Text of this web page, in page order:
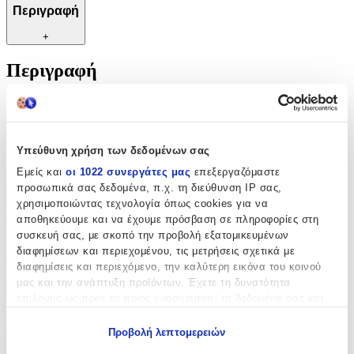
Υπεύθυνη χρήση των δεδομένων σας
Εμείς και οι 1022 συνεργάτες μας επεξεργαζόμαστε
προσωπικά σας δεδομένα, π.χ. τη διεύθυνση IP σας,
χρησιμοποιώντας τεχνολογία όπως cookies για να
αποθηκεύουμε και να έχουμε πρόσβαση σε πληροφορίες στη
συσκευή σας, με σκοπό την προβολή εξατομικευμένων
διαφημίσεων και περιεχομένου, τις μετρήσεις σχετικά με
διαφημίσεις και περιεχόμενο, την καλύτερη εικόνα του κοινού
μας και την ανάπτυξη προϊόντων. Έχετε τη δυνατότητα
Προβολή λεπτομερειών
Περιγραφή
+
Περιγραφή
Αναδείξτε το στυλ και την προσωπικότητά σας με αυτό το κομψό
το μπρελόκ προσφέρει μια διακριτική αλλά εντυπωσιακή εμφάνιση
που θα τραβήξει τα βλέμματα. Ιδανικό για κάθε περίσταση, από
καθημερινές εξορμήσεις μέχρι ειδικές εκδηλώσεις, προσθέτει μια
πινελιά κομψότητας και πρακτικότητας. Με ανθεκτική κατασκευή
και άνετη χρήση, είναι η τέλεια επιλογή για να χαρίσετε στυλ και
λειτουργικότητα στην καθημερινότητά σας.
Χαρακτηριστικά
Κατασκευαστής:
OEM